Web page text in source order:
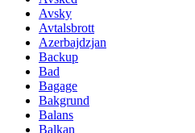
Avsky
Avtalsbrott
Azerbajdzjan
Backup
Bad
Bagage
Bakgrund
Balans
Balkan